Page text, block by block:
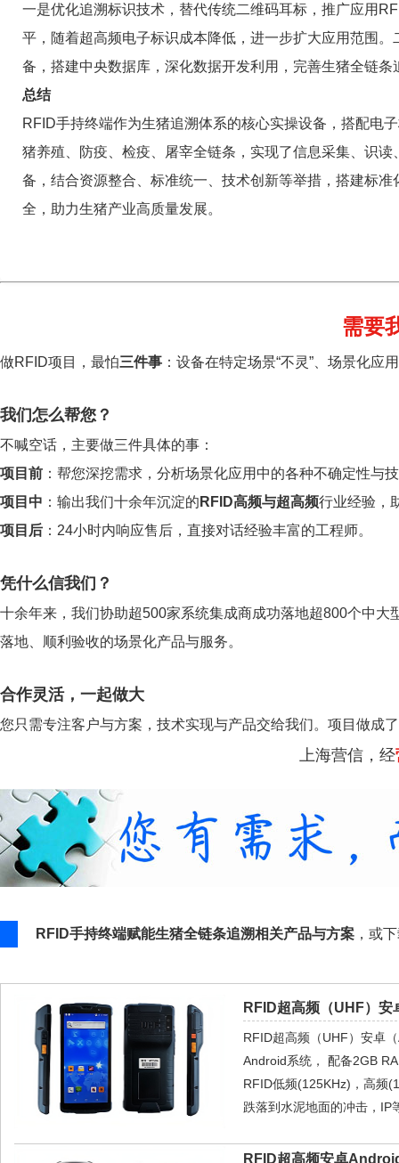
一是优化追溯标识技术，替代传统二维码耳标，推广应用
平，随着超高频电子标识成本降低，进一步扩大应用范围
备，搭建中央数据库，深化数据开发利用，完善生猪全链条
总结
RFID手持终端作为生猪追溯体系的核心实操设备，搭配电
猪养殖、防疫、检疫、屠宰全链条，实现了信息采集、识
备，结合资源整合、标准统一、技术创新等举措，搭建标
全，助力生猪产业高质量发展。
需要
做RFID项目，最怕三件事 ：设备在特定场景“不灵”、场景化
我们怎么帮您？
不喊空话，主要做三件具体的事：
项目前 ：帮您深挖需求，分析场景化应用中的各种不确定性与
项目中 ：输出我们十余年沉淀的 RFID高频与超高频行业经验，
项目后 ：24小时内响应售后，直接对话经验丰富的工程师。
凭什么信我们？
十余年来，我们协助超500家系统集成商成功落地超800个中大
落地、顺利验收的场景化产品与服务。
合作灵活，一起做大
您只需专注客户与方案，技术实现与产品交给我们。项目做成
上海营信，经
RFID手持终端赋能生猪全链条追溯相关产品与方案 ，或
RFID超高频（UHF）
RFID超高频（UHF）安卓
Android系统， 配备2GB
RFID低频(125KHz)，高频
跌落到水泥地面的冲击，IP
RFID超高频安卓